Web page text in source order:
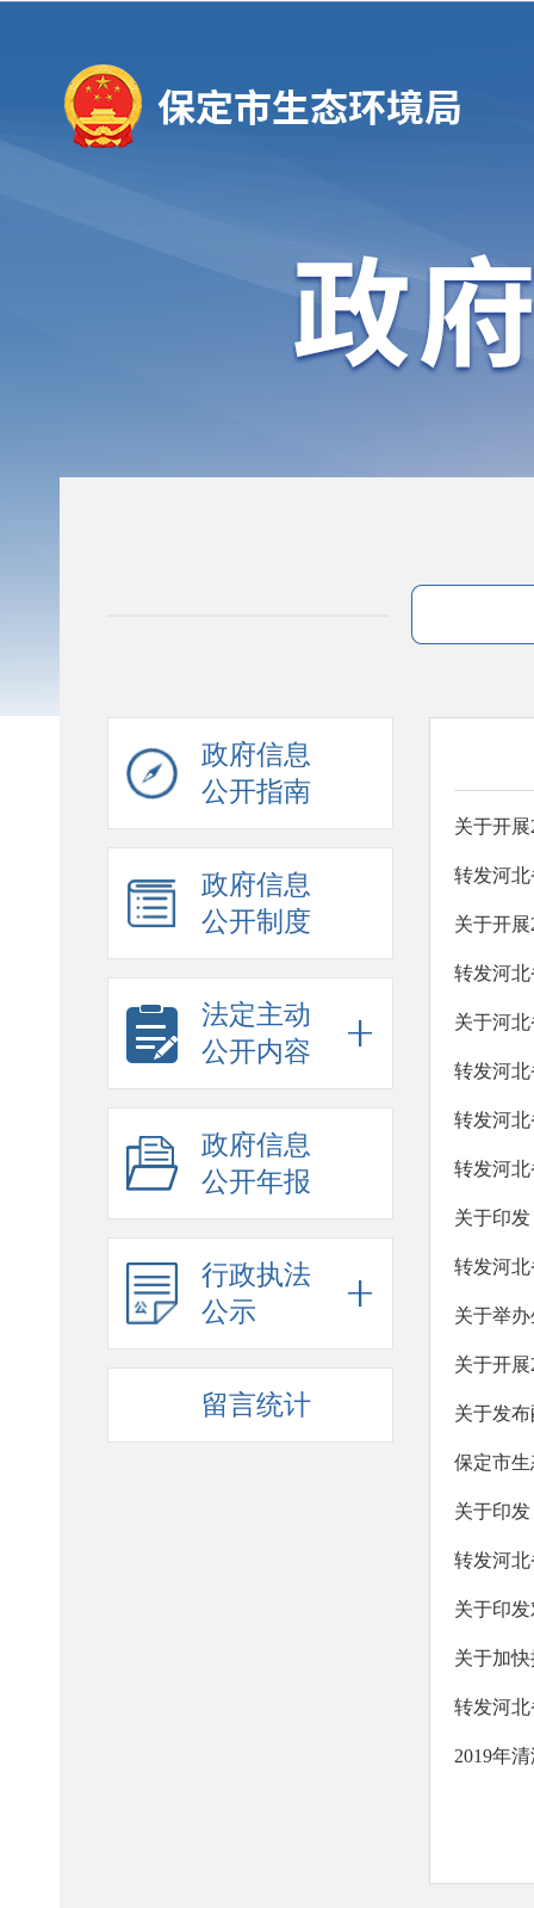
政府信息
公开指南
政府信息
公开制度
法定主动
公开内容
政府信息
公开年报
行政执法
公示
留言统计
关于开
关于开
关于河
转发河
关于印
关于举
关于开
关于发
转发河
关于印
关于加
转发河
2019年